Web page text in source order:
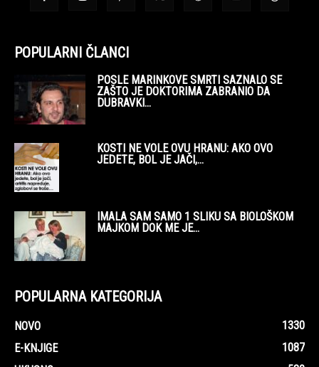
POPULARNI ČLANCI
POSLE MARINKOVE SMRTI SAZNALO SE
ZAŠTO JE DOKTORIMA ZABRANIO DA
DUBRAVKI...
KOSTI NE VOLE OVU HRANU: AKO OVO
JEDETE, BOL JE JAČI,...
IMALA SAM SAMO 1 SLIKU SA BIOLOŠKOM
MAJKOM DOK ME JE...
POPULARNA KATEGORIJA
NOVO
1330
E-KNJIGE
1087